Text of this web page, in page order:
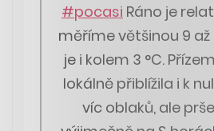
#pocasi Ráno je
měříme většinou 9 až
je i kolem 3 °C.
lokálně přiblížila i k
víc oblaků, ale